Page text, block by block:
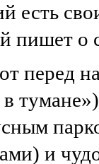
есть
пишет о
перед
и